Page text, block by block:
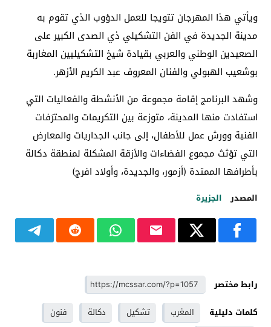
ويأتي هذا المهرجان تتويجا للعمل الدؤوب الذي تقوم به
مدينة الجديدة في الفن التشكيلي ذي الصدى الكبير على
الصعيدين الوطني والعربي بقيادة شيخ التشكيليين المغاربة
بوشعيب الهبولي والفنان المعروف عبد الكريم الأزهر.
وشهد البرنامج إقامة مجموعة من الأنشطة والفعاليات التي
استفادت منها المدينة، متوزعة بين التكريمات والمحترَفات
الفنية وورش عمل للأطفال، إلى جانب الجداريات والمعارض
التي تؤثث مجموع الفضاءات والأزقة المشكلة لمنطقة دكالة
بأطرافها الممتدة (أزمور، والجديدة، وأولاد افرج)
المصدر الجزيرة
رابط مختصر
كلمات دليلية
المغرب تشكيل دكالة
فنون